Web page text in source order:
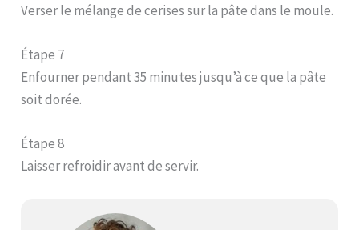
Verser le mélange de cerises sur la pâte dans le moule.
Étape 7
Enfourner pendant 35 minutes jusqu’à ce que la pâte
soit dorée.
Étape 8
Laisser refroidir avant de servir.